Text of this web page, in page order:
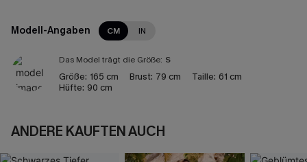
Modell-Angaben CM IN
Das Model trägt die Größe: S
Größe: 165 cm Brust: 79 cm Taille: 61 cm
Hüfte: 90 cm
ANDERE KAUFTEN AUCH